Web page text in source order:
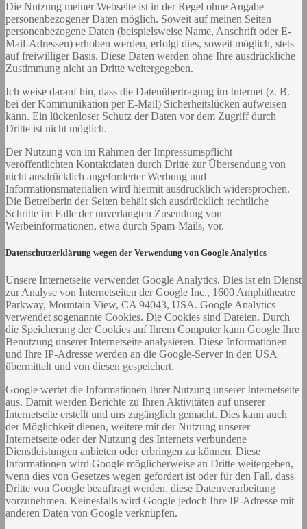
Die Nutzung meiner Webseite ist in der Regel ohne Angabe
personenbezogener Daten möglich. Soweit auf meinen Seiten
personenbezogene Daten (beispielsweise Name, Anschrift oder E-
Mail-Adressen) erhoben werden, erfolgt dies, soweit möglich, stets
auf freiwilliger Basis. Diese Daten werden ohne Ihre ausdrückliche
Zustimmung nicht an Dritte weitergegeben.
Ich weise darauf hin, dass die Datenübertragung im Internet (z. B.
bei der Kommunikation per E-Mail) Sicherheitslücken aufweisen
kann. Ein lückenloser Schutz der Daten vor dem Zugriff durch
Dritte ist nicht möglich.
Der Nutzung von im Rahmen der Impressumspflicht
veröffentlichten Kontaktdaten durch Dritte zur Übersendung von
nicht ausdrücklich angeforderter Werbung und
Informationsmaterialien wird hiermit ausdrücklich widersprochen.
Die Betreiberin der Seiten behält sich ausdrücklich rechtliche
Schritte im Falle der unverlangten Zusendung von
Werbeinformationen, etwa durch Spam-Mails, vor.
Datenschutzerklärung wegen der Verwendung von Google Analytics
Unsere Internetseite verwendet Google Analytics. Dies ist ein Dienst
zur Analyse von Internetseiten der Google Inc., 1600 Amphitheatre
Parkway, Mountain View, CA 94043, USA. Google Analytics
verwendet sogenannte Cookies. Die Cookies sind Dateien. Durch
die Speicherung der Cookies auf Ihrem Computer kann Google Ihre
Benutzung unserer Internetseite analysieren. Diese Informationen
und Ihre IP-Adresse werden an die Google-Server in den USA
übermittelt und von diesen gespeichert.
Google wertet die Informationen Ihrer Nutzung unserer Internetseite
aus. Damit werden Berichte zu Ihren Aktivitäten auf unserer
Internetseite erstellt und uns zugänglich gemacht. Dies kann auch
der Möglichkeit dienen, weitere mit der Nutzung unserer
Internetseite oder der Nutzung des Internets verbundene
Dienstleistungen anbieten oder erbringen zu können. Diese
Informationen wird Google möglicherweise an Dritte weitergeben,
wenn dies von Gesetzes wegen gefordert ist oder für den Fall, dass
Dritte von Google beauftragt werden, diese Datenverarbeitung
vorzunehmen. Keinesfalls wird Google jedoch Ihre IP-Adresse mit
anderen Daten von Google verknüpfen.